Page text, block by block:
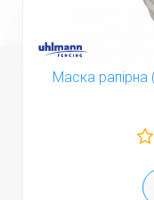
Маска рапірна